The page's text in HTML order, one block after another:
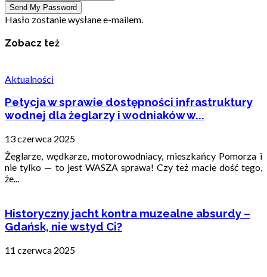
Hasło zostanie wysłane e-mailem.
Zobacz też
Aktualności
Petycja w sprawie dostępności infrastruktury
wodnej dla żeglarzy i wodniaków w...
13 czerwca 2025
Żeglarze, wędkarze, motorowodniacy, mieszkańcy Pomorza i
nie tylko — to jest WASZA sprawa! Czy też macie dość tego,
że...
Historyczny jacht kontra muzealne absurdy –
Gdańsk, nie wstyd Ci?
11 czerwca 2025